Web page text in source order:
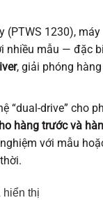
(PTWS 1230),
nhiều mẫu — đặc
, giải phóng
“dual-drive” cho
hàng trước và
với mẫu
hiển thị